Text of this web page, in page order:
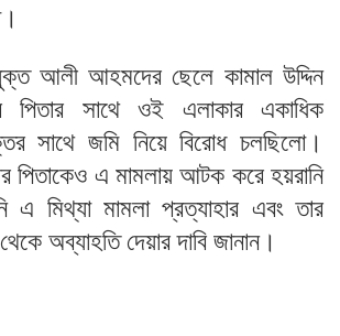
আলী আহমদের ছেলে কামাল উদ্দিন
পিতার সাথে ওই এলাকার একাধিক
সাথে জমি নিয়ে বিরোধ চলছিলো।
পিতাকেও এ মামলায় আটক করে হয়রানি
এ মিথ্যা মামলা প্রত্যাহার এবং তার
অব্যাহতি দেয়ার দাবি জানান।